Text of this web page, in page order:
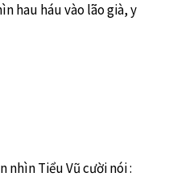
hau háu vào lão già, y
nhìn Tiểu Vũ cười nói :